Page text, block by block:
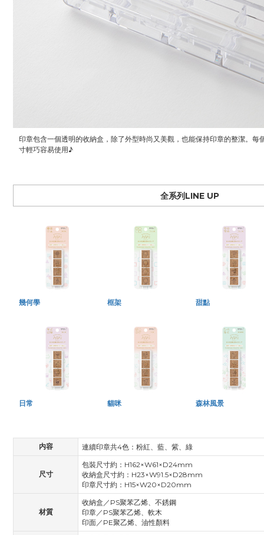
印章包含一個透明的收納盒，除了外型時尚又美觀，也能保持印章的整潔。每
寸輕巧容易使用♪
全系列LINE UP
幾何學 框架 甜點
日常 貓咪 森林風景
内容 連續印章共4色：粉紅、藍、紫、綠
尺寸
包裝尺寸約：H162×W61×D24mm
收納盒尺寸約：H23×W91.5×D28mm
印章尺寸約：H15×W20×D20mm
材質
收納盒／PS聚苯乙烯、不銹鋼
印章／PS聚苯乙烯、軟木
印面／PE聚乙烯、油性顏料